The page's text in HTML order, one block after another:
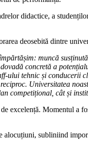
didactice, a
deosebită dintre
muncă
concretă a
ului tehnic și conducerii
Universitatea
competițional, cât și
excelență. Momentul a
subliniind